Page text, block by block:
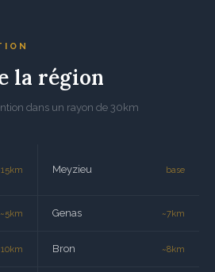
la région
dans un rayon de 30km
Meyzieu base
~5km Genas ~7km
Bron ~8km